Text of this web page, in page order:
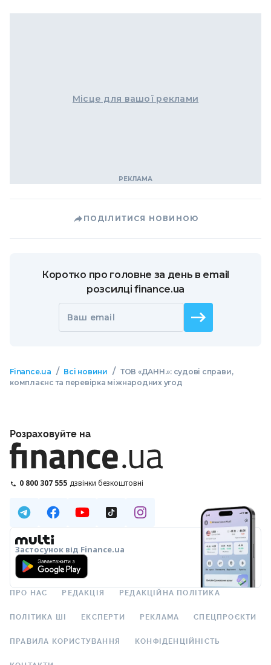
Місце для вашої реклами
ПОДІЛИТИСЯ НОВИНОЮ
Коротко про головне за день в email
розсилці finance.ua
Ваш email
Finance.ua / Всі новини / ТОВ «ДАНН.»: судові справи,
комплаєнс та перевірка міжнародних угод
Розраховуйте на
0 800 307 555 дзвінки безкоштовні
Застосунок від Finance.ua
ПРО НАС РЕДАКЦІЯ РЕДАКЦІЙНА ПОЛІТИКА
ПОЛІТИКА ШІ ЕКСПЕРТИ РЕКЛАМА СПЕЦПРОЄКТИ
ПРАВИЛА КОРИСТУВАННЯ КОНФІДЕНЦІЙНІСТЬ